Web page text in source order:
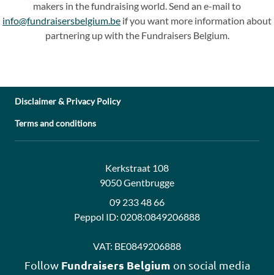
makers in the fundraising world. Send an e-mail to
info@fundraisersbelgium.be if you want more information about
partnering up with the Fundraisers Belgium.
Disclaimer & Privacy Policy
Terms and conditions
Contact:
Address:
Kerkstraat 108
9050 Gentbrugge
09 233 48 66
Peppol ID: 0208:0849206888
VAT: BE0849206888
Follow Fundraisers Belgium on social media